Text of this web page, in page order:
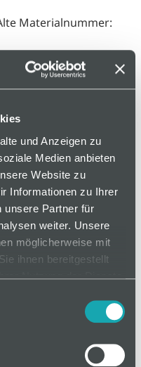
und Anzeigen zu
Medien anbieten
Website zu
Informationen zu Ihrer
unsere Partner für
weiter. Unsere
möglicherweise mit
ihnen bereitgestellt
Nutzung der Dienste
Materialnummer:
in
des
werden, die
Deckel und
sind
von Kabelbindern
auf Anfrage
Mindestbestellmenge: 1